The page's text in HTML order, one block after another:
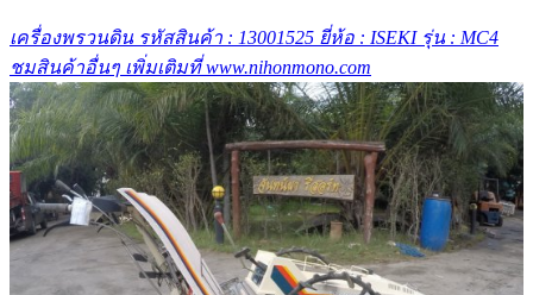
เครื่องพรวนดิน รหัสสินค้า : 13001525 ยี่ห้อ : ISEKI รุ่น : MC4
ชมสินค้าอื่นๆ เพิ่มเติมที่ www.nihonmono.com